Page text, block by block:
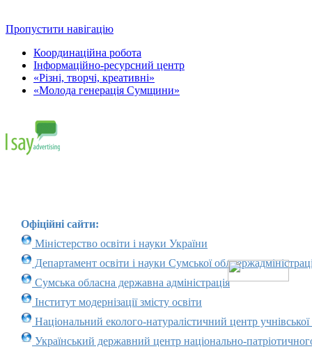
Пропустити навігацію
Координаційна робота
Інформаційно-ресурсний центр
«Різні, творчі, креативні»
«Молода генерація Сумщини»
Офіційні сайти:
Міністерство освіти і науки України
Департамент освіти і науки Сумської
Сумська обласна державна адміністрація
Інститут модернізації змісту освіти
Національний еколого-натуралістичний центр учнівської
Український державний центр національно-